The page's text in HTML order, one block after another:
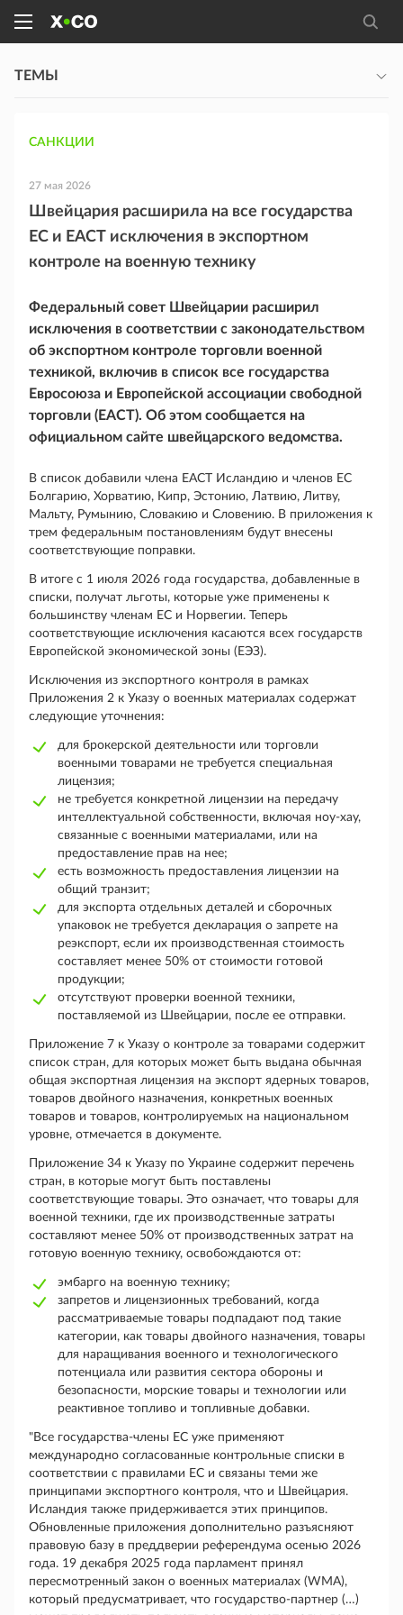
ТЕМЫ
САНКЦИИ
27 мая 2026
Швейцария расширила на все государства
ЕС и ЕАСТ исключения в экспортном
контроле на военную технику
Федеральный совет Швейцарии расширил
исключения в соответствии с законодательством
об экспортном контроле торговли военной
техникой, включив в список все государства
Евросоюза и Европейской ассоциации свободной
торговли (ЕАСТ). Об этом сообщается на
официальном сайте швейцарского ведомства.
В список добавили члена ЕАСТ Исландию и членов ЕС
Болгарию, Хорватию, Кипр, Эстонию, Латвию, Литву,
Мальту, Румынию, Словакию и Словению. В приложения к
трем федеральным постановлениям будут внесены
соответствующие поправки.
В итоге с 1 июля 2026 года государства, добавленные в
списки, получат льготы, которые уже применены к
большинству членам ЕС и Норвегии. Теперь
соответствующие исключения касаются всех государств
Европейской экономической зоны (ЕЭЗ).
Исключения из экспортного контроля в рамках
Приложения 2 к Указу о военных материалах содержат
следующие уточнения:
для брокерской деятельности или торговли
военными товарами не требуется специальная
лицензия;
не требуется конкретной лицензии на передачу
интеллектуальной собственности, включая ноу-хау,
связанные с военными материалами, или на
предоставление прав на нее;
есть возможность предоставления лицензии на
общий транзит;
для экспорта отдельных деталей и сборочных
упаковок не требуется декларация о запрете на
реэкспорт, если их производственная стоимость
составляет менее 50% от стоимости готовой
продукции;
отсутствуют проверки военной техники,
поставляемой из Швейцарии, после ее отправки.
Приложение 7 к Указу о контроле за товарами содержит
список стран, для которых может быть выдана обычная
общая экспортная лицензия на экспорт ядерных товаров,
товаров двойного назначения, конкретных военных
товаров и товаров, контролируемых на национальном
уровне, отмечается в документе.
Приложение 34 к Указу по Украине содержит перечень
стран, в которые могут быть поставлены
соответствующие товары. Это означает, что товары для
военной техники, где их производственные затраты
составляют менее 50% от производственных затрат на
готовую военную технику, освобождаются от:
эмбарго на военную технику;
запретов и лицензионных требований, когда
рассматриваемые товары подпадают под такие
категории, как товары двойного назначения, товары
для наращивания военного и технологического
потенциала или развития сектора обороны и
безопасности, морские товары и технологии или
реактивное топливо и топливные добавки.
"Все государства-члены ЕС уже применяют
международно согласованные контрольные списки в
соответствии с правилами ЕС и связаны теми же
принципами экспортного контроля, что и Швейцария.
Исландия также придерживается этих принципов.
Обновленные приложения дополнительно разъясняют
правовую базу в преддверии референдума осенью 2026
года. 19 декабря 2025 года парламент принял
пересмотренный закон о военных материалах (WMA),
который предусматривает, что государство-партнер (…)